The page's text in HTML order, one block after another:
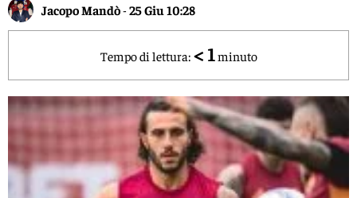
Jacopo Mandò-25 Giu 10:28
Tempo di lettura: < 1 minuto